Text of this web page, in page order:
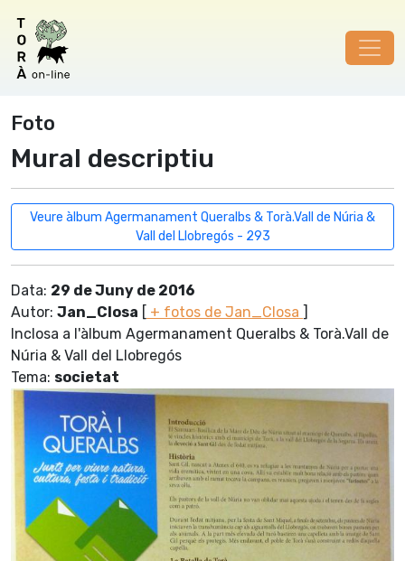
Foto
Mural descriptiu
Veure àlbum Agermanament Queralbs & Torà.Vall de Núria &
Vall del Llobregós - 293
Data: 29 de Juny de 2016
Autor: Jan_Closa [ + fotos de Jan_Closa ]
Inclosa a l'àlbum Agermanament Queralbs & Torà.Vall de
Núria & Vall del Llobregós
Tema: societat